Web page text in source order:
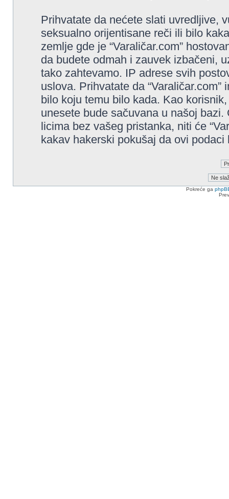
Prihvatate da nećete slati uvredljive,
seksualno orijentisane reči ili bilo
zemlje gde je “Varaličar.com”
da budete odmah i zauvek izbačeni,
tako zahtevamo. IP adrese svih
uslova. Prihvatate da
bilo koju temu bilo kada. Kao
unesete bude sačuvana u našoj
licima bez vašeg pristanka, niti će
kakav hakerski pokušaj da ovi
Pokreće ga